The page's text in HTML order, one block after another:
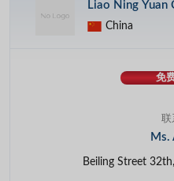
Liao Ning Yuan
China
免
联
Ms.
Beiling Street